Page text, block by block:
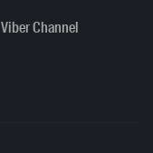
Viber Channel